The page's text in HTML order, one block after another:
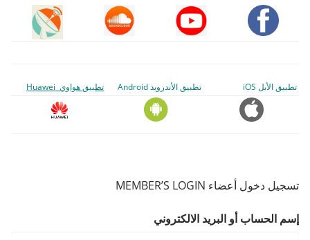
تطبيق الأبل iOS تطبيق الأندرويد Android تطبيق هواوي Huawei
تسجيل دخول أعضاء MEMBER’S LOGIN
إسم الحساب أو البريد الالكتروني